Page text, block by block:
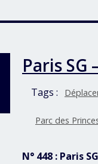
Paris SG
Tags :
Parc des
N° 448 : Paris